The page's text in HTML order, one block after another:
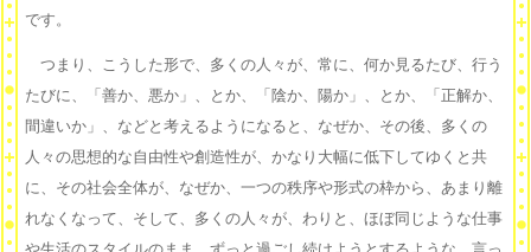
です。
つまり、こうした形で、多くの人々が、常に、何か見るたび、行う
たびに、「善か、悪か」、とか、「陰か、陽か」、とか、「正解か、
間違いか」、などと考えるようになると、なぜか、その後、多くの
人々の思想的な自由性や創造性が、かなり大幅に低下してゆくと共
に、その社会全体が、なぜか、一つの秩序や形式の枠から、あまり離
れなくなって、そして、多くの人々が、わりと、ほぼ同じような仕事